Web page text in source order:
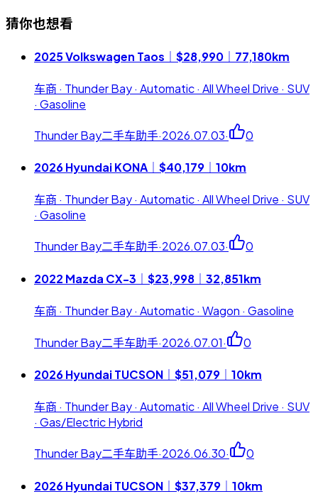
猜你也想看
2025 Volkswagen Taos｜$28,990｜77,180km
车商 · Thunder Bay · Automatic · All Wheel Drive · SUV
· Gasoline
Thunder Bay二手车助手·2026.07.03· 0
2026 Hyundai KONA｜$40,179｜10km
车商 · Thunder Bay · Automatic · All Wheel Drive · SUV
· Gasoline
Thunder Bay二手车助手·2026.07.03· 0
2022 Mazda CX-3｜$23,998｜32,851km
车商 · Thunder Bay · Automatic · Wagon · Gasoline
Thunder Bay二手车助手·2026.07.01· 0
2026 Hyundai TUCSON｜$51,079｜10km
车商 · Thunder Bay · Automatic · All Wheel Drive · SUV
· Gas/Electric Hybrid
Thunder Bay二手车助手·2026.06.30· 0
2026 Hyundai TUCSON｜$37,379｜10km